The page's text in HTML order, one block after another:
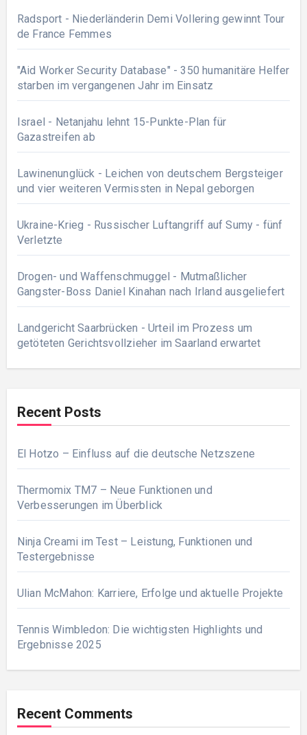
Radsport - Niederländerin Demi Vollering gewinnt Tour
de France Femmes
"Aid Worker Security Database" - 350 humanitäre Helfer
starben im vergangenen Jahr im Einsatz
Israel - Netanjahu lehnt 15-Punkte-Plan für
Gazastreifen ab
Lawinenunglück - Leichen von deutschem Bergsteiger
und vier weiteren Vermissten in Nepal geborgen
Ukraine-Krieg - Russischer Luftangriff auf Sumy - fünf
Verletzte
Drogen- und Waffenschmuggel - Mutmaßlicher
Gangster-Boss Daniel Kinahan nach Irland ausgeliefert
Landgericht Saarbrücken - Urteil im Prozess um
getöteten Gerichtsvollzieher im Saarland erwartet
Recent Posts
El Hotzo – Einfluss auf die deutsche Netzszene
Thermomix TM7 – Neue Funktionen und
Verbesserungen im Überblick
Ninja Creami im Test – Leistung, Funktionen und
Testergebnisse
Ulian McMahon: Karriere, Erfolge und aktuelle Projekte
Tennis Wimbledon: Die wichtigsten Highlights und
Ergebnisse 2025
Recent Comments